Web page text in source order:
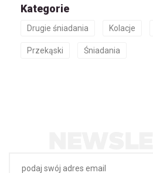
Kategorie
Drugie śniadania Kolacje
Przekąski Śniadania